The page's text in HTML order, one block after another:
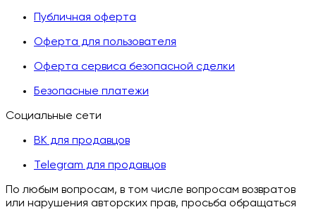
Публичная оферта
Оферта для пользователя
Оферта сервиса безопасной сделки
Безопасные платежи
Социальные сети
ВК для продавцов
Telegram для продавцов
По любым вопросам, в том числе вопросам возвратов
или нарушения авторских прав, просьба обращаться